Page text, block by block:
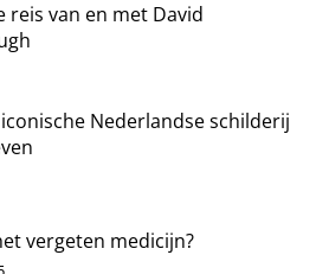
reis van en met David
Nederlandse schilderij
vergeten medicijn?